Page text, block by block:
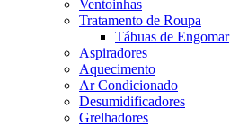
Ventoinhas
Tratamento de Roupa
Tábuas de Engomar
Aspiradores
Aquecimento
Ar Condicionado
Desumidificadores
Grelhadores